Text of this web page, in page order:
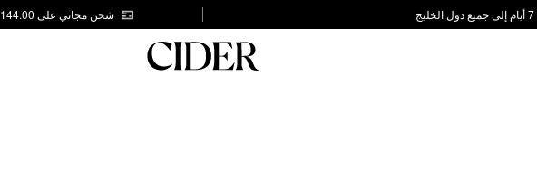
شحن مجاني على AED 144.00